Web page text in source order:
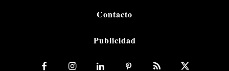
Contacto
Publicidad